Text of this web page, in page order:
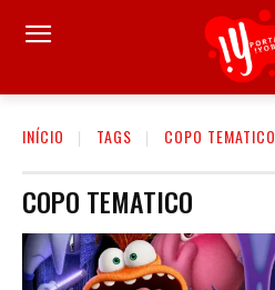
INÍCIO TAGS COPO TEMATICO
COPO TEMATICO